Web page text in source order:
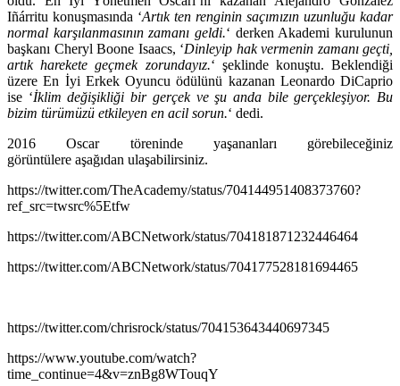
Iñárritu konuşmasında ‘Artık ten renginin saçımızın uzunluğu kadar
normal karşılanmasının zamanı geldi.‘ derken Akademi kurulunun
başkanı Cheryl Boone Isaacs, ‘Dinleyip hak vermenin zamanı geçti,
artık harekete geçmek zorundayız.‘ şeklinde konuştu. Beklendiği
üzere En İyi Erkek Oyuncu ödülünü kazanan Leonardo DiCaprio
ise ‘İklim değişikliği bir gerçek ve şu anda bile gerçekleşiyor. Bu
bizim türümüzü etkileyen en acil sorun.‘ dedi.
2016 Oscar töreninde yaşananları görebileceğiniz
görüntülere aşağıdan ulaşabilirsiniz.
https://twitter.com/TheAcademy/status/704144951408373760?
ref_src=twsrc%5Etfw
https://twitter.com/ABCNetwork/status/704181871232446464
https://twitter.com/ABCNetwork/status/704177528181694465
https://twitter.com/chrisrock/status/704153643440697345
https://www.youtube.com/watch?
time_continue=4&v=znBg8WTouqY